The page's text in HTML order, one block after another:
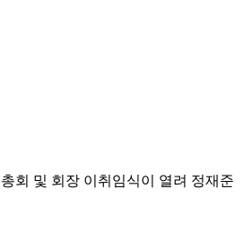
회 및 회장 이취임식이 열려 정재준